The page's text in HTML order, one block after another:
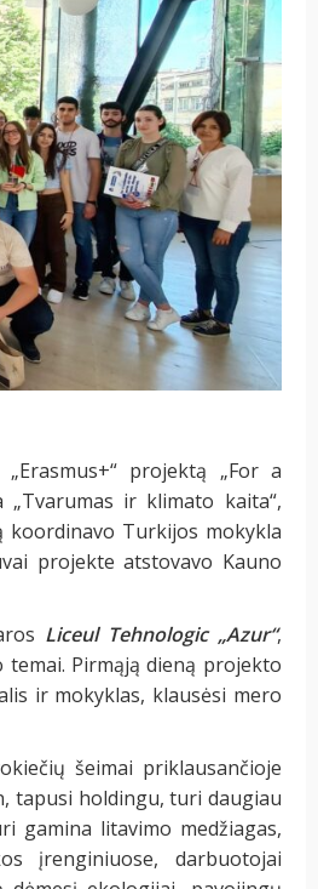
projektą „For a
ir klimato kaita“,
koordinavo Turkijos mokykla
projekte atstovavo Kauno
Liceul Tehnologic „Azur“,
Pirmąją dieną projekto
ir mokyklas, klausėsi mero
šeimai priklausančioje
tapusi holdingu, turi daugiau
gamina litavimo medžiagas,
įrenginiuose, darbuotojai